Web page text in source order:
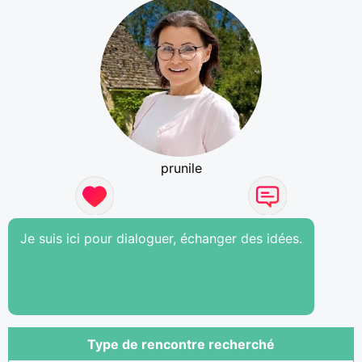
prunile
Je suis ici pour dialoguer, échanger des idées.
Type de rencontre recherché